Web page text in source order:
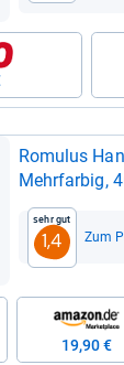
Romu­lus
Mehr­far­big,
Sehr gut
1,4 Zum
19,90 €